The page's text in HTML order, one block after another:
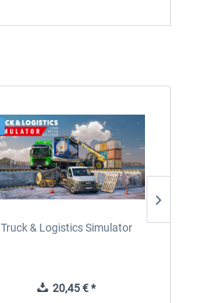
Truck & Logistics Simulator
20,45 € *